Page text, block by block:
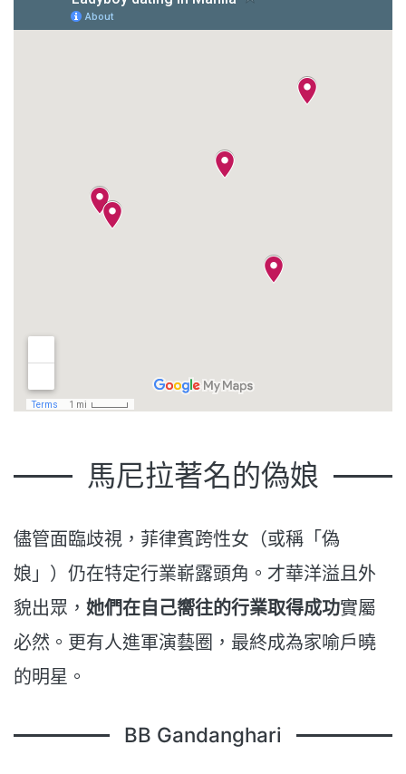
馬尼拉著名的偽娘
儘管面臨歧視，菲律賓跨性女（或稱「偽
娘」）仍在特定行業嶄露頭角。才華洋溢且外
貌出眾， 她們在自己嚮往的行業取得成功實屬
必然。更有人進軍演藝圈，最終成為家喻戶曉
的明星。
BB Gandanghari